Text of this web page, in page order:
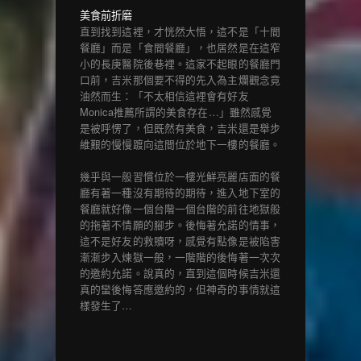
美食前折磨
直到找到這裡，才恍然大悟，這不是「十間
餐廳」而是「食間餐廳」，也居然是在這窄
小的長庚醫院後巷裡。這家不起眼的餐廳門
口前，吉米那個要不得的先入為主爛觀念竟
油然而生：「不太相信這裡會有好友
Monica推薦所謂的美食存在…」雖然感覺
是被呼愣了，但既然有美食，吉米還是舉步
維艱的慢慢踱向這間位於地下一樓的餐廳。
幾乎與一般習慣位於一樓光鮮亮麗店面的餐
廳有著一種沒有期待的期待，進入地下室的
餐廳就好像一個台階一個台階的前往地獄般
的拖著不情願的腳步。後悔著允諾的情事，
這不是好友的救贖呀，感覺有點像是被陷害
漸漸步入煉獄一般，一階階的後悔著一次次
的邀約允諾。說真的，直到這個時候吉米還
真的蠻後悔答應邀約的，但神奇的事情就這
樣發生了…